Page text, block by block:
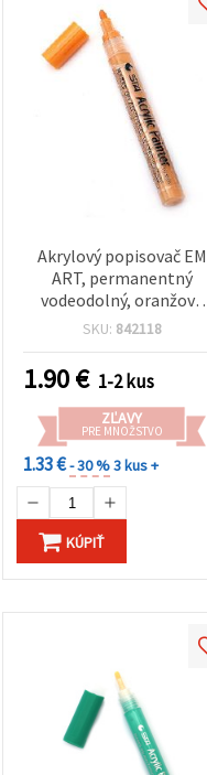
Akrylový popisovač EM
ART, permanentný
vodeodolný, oranžová
farba, hrot 2–3 mm, 1 ks
SKU: 842118
1.90€ 1-2 kus
ZĽAVY
PRE MNOŽSTVO
1.33 €- 30 %3 kus +
KÚPIŤ